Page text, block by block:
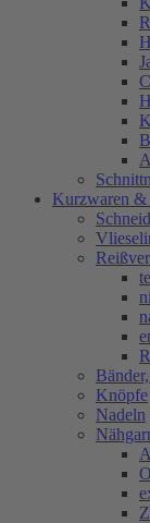
Kurzwaren &
Knöpfe
Nadeln